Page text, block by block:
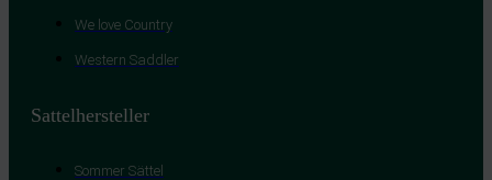
We love Country
Western Saddler
Sattelhersteller
Sommer Sättel